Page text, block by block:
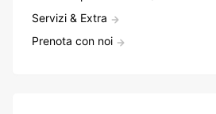
Servizi & Extra
Prenota con noi